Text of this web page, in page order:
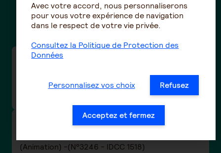
Des questions ?
Taux de cotisations frais de santé de la
charcuterie / Boucherie hippophagique (n°3101
Taux de cotisations prévoyance et santé de la
(Animation) -(N°3246 - IDCC 1518)
Avec votre accord, nous personnaliserons
pour vous votre expérience de navigation
dans le respect de votre vie privée.
Consultez la Politique de Protection des
Données
Personnalisez vos choix Refusez
Acceptez et fermez